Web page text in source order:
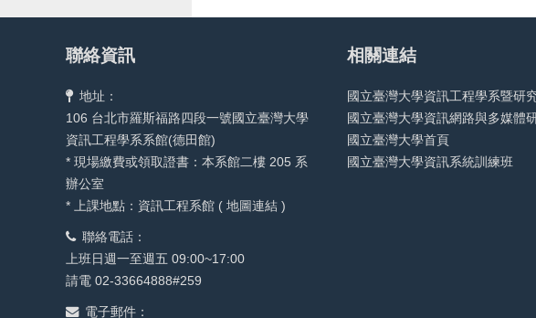
聯絡資訊
地址：
106 台北市羅斯福路四段一號國立臺灣大學
資訊工程學系系館(德田館)
* 現場繳費或領取證書：本系館二樓 205 系
辦公室
* 上課地點：資訊工程系館 ( 地圖連結 )
聯絡電話：
上班日週一至週五 09:00~17:00
請電 02-33664888#259
電子郵件：
相關連結
國立臺灣大學資訊工程學系暨研
國立臺灣大學資訊網路與多媒體
國立臺灣大學首頁
國立臺灣大學資訊系統訓練班